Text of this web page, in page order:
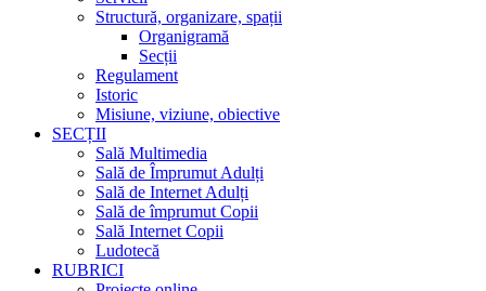
Structură, organizare, spații
Organigramă
Secții
Regulament
Istoric
Misiune, viziune, obiective
SECȚII
Sală Multimedia
Sală de Împrumut Adulți
Sală de Internet Adulți
Sală de împrumut Copii
Sală Internet Copii
Ludotecă
RUBRICI